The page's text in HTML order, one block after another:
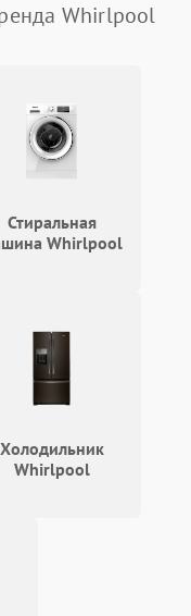
Подробнее →
Подробнее →
Whirlpool
Стиральная
Whirlpool
Холодильник
Whirlpool